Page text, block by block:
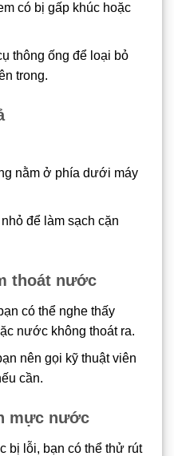
có bị gấp khúc hoặc
thông ống để loại bỏ
trong.
nằm ở phía dưới máy
để làm sạch cặn
thoát nước
có thể nghe thấy
nước không thoát ra.
nên gọi kỹ thuật viên
cần.
mực nước
bị lỗi, bạn có thể thử rút